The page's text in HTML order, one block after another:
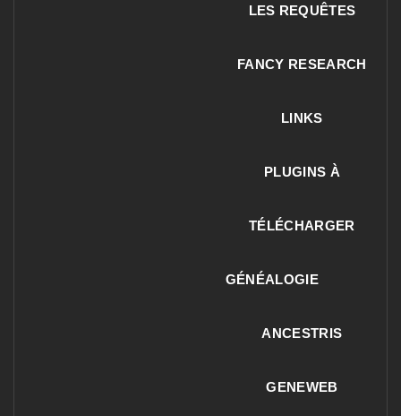
LES REQUÊTES
FANCY RESEARCH
LINKS
PLUGINS À
TÉLÉCHARGER
GÉNÉALOGIE
ANCESTRIS
GENEWEB